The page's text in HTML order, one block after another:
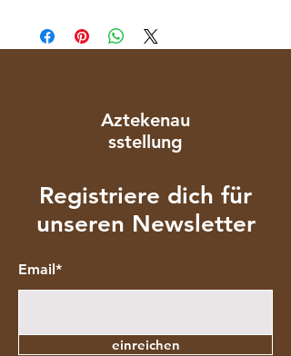
Aztekenau
sstellung
Registriere dich für
unseren Newsletter
Email*
einreichen